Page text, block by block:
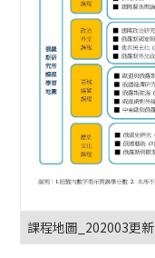
課程地圖_202003更新